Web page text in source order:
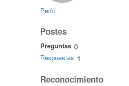
Perfil
Postes
Preguntas 0
Respuestas 1
Reconocimiento